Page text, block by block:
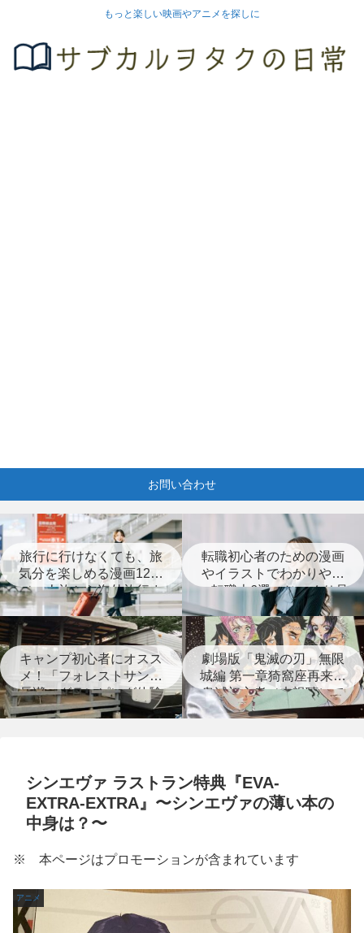
もっと楽しい映画やアニメを探しに
お問い合わせ
旅行に行けなくても、旅
気分を楽しめる漫画12選
（一人旅から海外旅行ま
で）
転職初心者のための漫画
やイラストでわかりやす
い転職本6選＋じっくり見
つめなおす本3選
キャンプ初心者にオスス
メ！「フォレストサンズ
長瀞」グランピング体験
レポート
劇場版「鬼滅の刃」無限
城編 第一章猗窩座再来は
鬼滅初心者（未視聴）で
も楽しめる？
シンエヴァ ラストラン特典『EVA-
EXTRA-EXTRA』〜シンエヴァの薄い本の
中身は？〜
※ 本ページはプロモーションが含まれています
アニメ